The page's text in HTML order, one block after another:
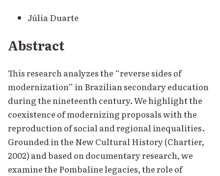
Júlia Duarte
Abstract
This research analyzes the “reverse sides of
modernization” in Brazilian secondary education
during the nineteenth century. We highlight the
coexistence of modernizing proposals with the
reproduction of social and regional inequalities.
Grounded in the New Cultural History (Chartier,
2002) and based on documentary research, we
examine the Pombaline legacies, the role of